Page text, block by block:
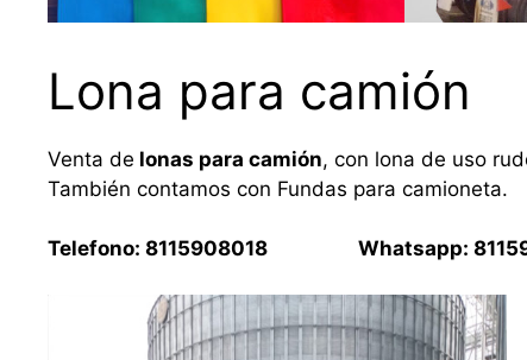
Lona para camión
Venta de lonas para camión, con lona de uso
También contamos con Fundas para camioneta.
Telefono: 8115908018 Whatsapp: